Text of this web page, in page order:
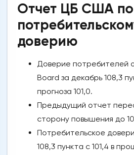
Отчет ЦБ США по
доверию
Доверие потребителей
Board за декабрь 108,3
прогноза 101,0.
Предыдущий отчет
сторону повышения до
Потребительское
108,3 пункта с 101,4 в